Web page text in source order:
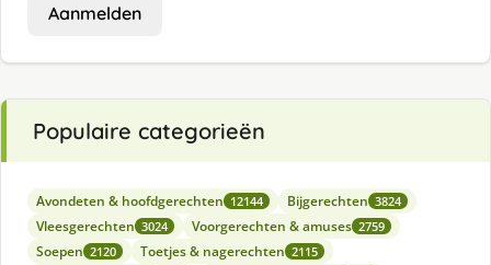
Aanmelden
Populaire categorieën
Avondeten & hoofdgerechten 12144 Bijgerechten 3824
Vleesgerechten 3024 Voorgerechten & amuses 2759
Soepen 2120 Toetjes & nagerechten 2115